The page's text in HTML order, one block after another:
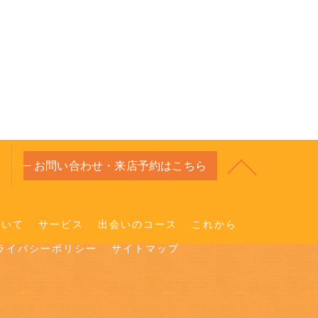
お問い合わせ・来店予約はこちら
て サービス 出会いのコース これから
イバシーポリシー サイトマップ